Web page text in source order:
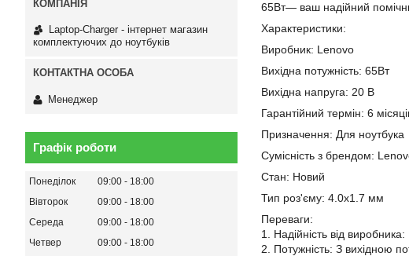
65Вт— ваш надійний
Характеристики:
Виробник: Lenovo
Вихідна потужність: 65Вт
Вихідна напруга: 20 В
Гарантійний термін: 6
Призначення: Для ноутбука
Сумісність з брендом:
Стан: Новий
Тип роз'єму: 4.0x1.7 мм
Переваги:
1. Надійність від
2. Потужність: З вихідною
Laptop-Charger - інтернет магазин
комплектуючих до ноутбуків
Менеджер
Графік роботи
Понеділок 09:00
18:00
Вівторок
09:00
18:00
Середа
09:00
18:00
Четвер
09:00
18:00